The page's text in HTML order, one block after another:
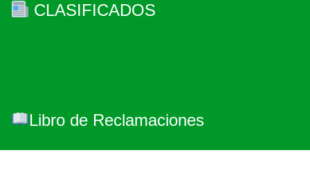
CLASIFICADOS
Libro de Reclamaciones